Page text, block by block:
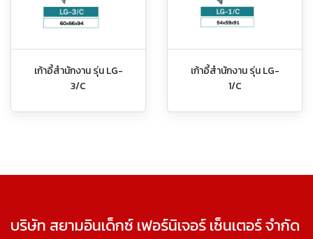
เก้าอี้สำนักงาน รุ่น LG-
3/C
เก้าอี้สำนักงาน รุ่น LG-
1/C
บริษัท สยามอินเด็กซ์ เฟอร์นิเจอร์ เซ็นเตอร์ จำกัด